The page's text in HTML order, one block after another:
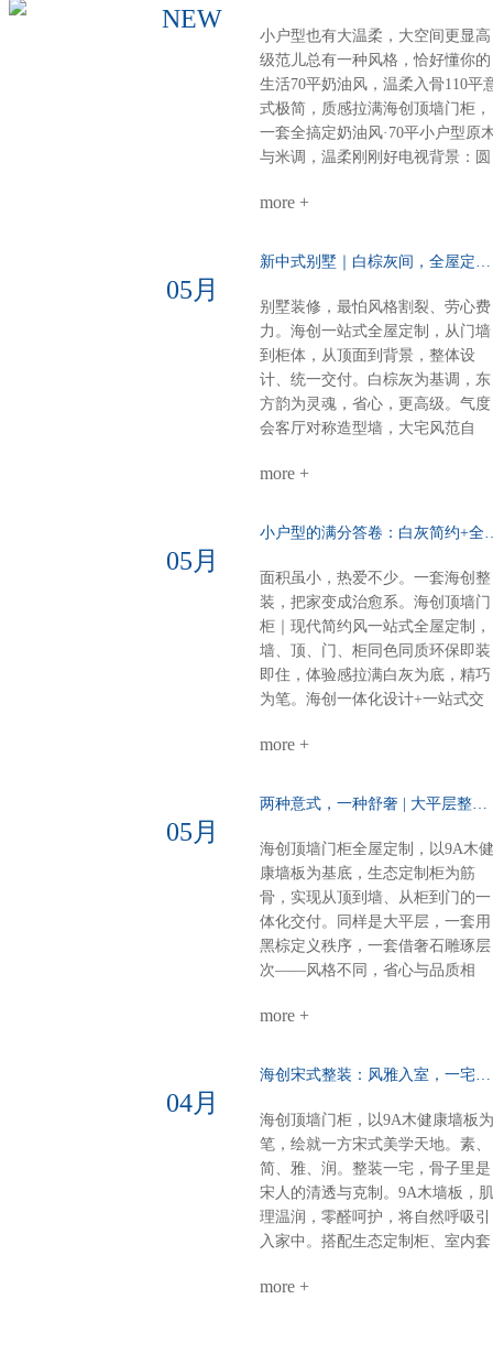
NEW
小户型也有大温柔，大空间更显高
级范儿总有一种风格，恰好懂你的
生活70平奶油风，温柔入骨110平
式极简，质感拉满海创顶墙门柜，
一套全搞定奶油风·70平小户型原
与米调，温柔刚刚好电视背景：圆
虽小却全，定制柜配套温馨精致整
适感意式极简·110平大户型高级不
计，干净利落沙发背景：奢石点
缀，一眼高级餐厅定制柜：泰国进
口索纳彩系列，质感出众卧室：墙
柜一体化，统一又高级厨房阳台顶
部：博格铝蜂窝大板，内嵌磁吸轨
道与灯具，简约时尚一站式整装，
式高级海创顶墙门柜，全屋一体定
到底
more +
05月
别墅装修，最怕风格割裂、劳心费
力。海创一站式全屋定制，从门墙
到柜体，从顶面到背景，整体设
计、统一交付。白棕灰为基调，东
方韵为灵魂，省心，更高级。气度
会客厅对称造型墙，大宅风范自
而奢华。错层沙发背景，融入中式
意主卧山水画悠然入墙，顶墙一体
空间，亦成画境。雅韵茶室门墙柜
同色配套，线条简洁，材质统一。
煮茶待客，静谧有序，东方生活哲
学尽在其中。细节见匠心全屋顶部
采用博格蜂窝大板，耐潮抗变形，
线性美观。双层空间，整体感再升
定制，从方案到落地，一站配齐。
more +
05月
面积虽小，热爱不少。一套海创整
装，把家变成治愈系。海创顶墙门
柜｜现代简约风一站式全屋定制，
墙、顶、门、柜同色同质环保即装
即住，体验感拉满白灰为底，精巧
为笔。海创一体化设计+一站式交
不翻车。28㎡客餐厨，装出大宅的
柜，好看好用功能与装饰兼得，回
放：去掉边界，拉近距离光线、空
气、家人，自由流动。做饭不孤
单，等饭不无聊。屏风+弧形奢石
用餐区温柔升维半掩餐边柜，若隐
若现；奢石墙面柔光一打，吃饭像
在美术馆。电器内嵌，一门到顶：
高柜，表面干净，内里强大。大
间 × 开放式书房圆弧转角，悬浮轻
盈，一个转身，阅读、观影、换衣
全搞定。沙发背景+蜂窝大板：安
的高级感平整墙面+顶部大气大板
少即是多，静即是奢。一套海创，
搞定全屋。环保、省心、高颜值、
高利用。小户型，也能住出大写的
到真正懂整装的海创。
more +
05月
海创顶墙门柜全屋定制，以9A木健
康墙板为基底，生态定制柜为筋
骨，实现从顶到墙、从柜到门的一
体化交付。同样是大平层，一套用
黑棕定义秩序，一套借奢石雕琢层
次——风格不同，省心与品质相
宅】客餐厅一体化：黑棕大面积铺
柜隐形收纳，开阔无界双儿童房：
材守护成长麻将室 主卧：深色墙
配灯带，主卧木饰面+隐形门，动
分明关键词：沉稳、统一、仪式感
【风格B：奢石层次·极简艺术】客
餐厅：奢石背景墙+墙柜组合，9A
木墙板打底，生态柜嵌入侧边，视
整铺、无床头设计、同色不同质，
more +
04月
海创顶墙门柜，以9A木健康墙板为
笔，绘就一方宋式美学天地。素、
简、雅、润。整装一宅，骨子里是
宋人的清透与克制。9A木墙板，肌
理温润，零醛呵护，将自然呼吸引
入家中。搭配生态定制柜、室内套
天成。玄关：一折画屏，微光迎
more +